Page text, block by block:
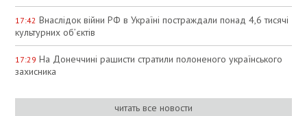
17:42 Внаслідок війни РФ в Україні постраждали понад 4,6 тисячі
культурних об’єктів
17:29 На Донеччині рашисти стратили полоненого українського
захисника
читать все новости